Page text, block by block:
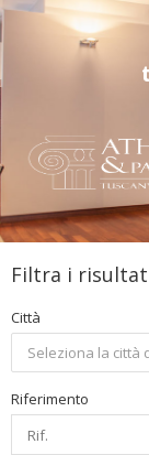
Filtra i
Città
Seleziona la città
Riferimento